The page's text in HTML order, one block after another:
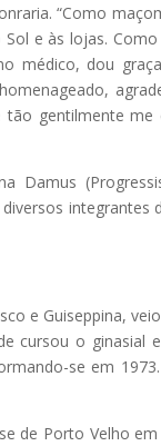
“Como
e às lojas.
médico, dou
gentilmente
Damus
e Guiseppina,
cursou o ginasial
se em
de Porto Velho